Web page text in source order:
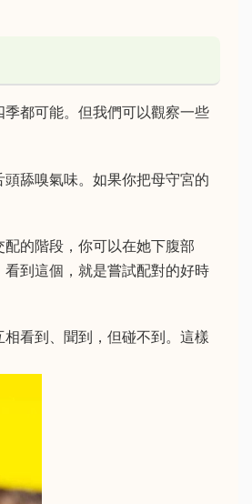
都可能。但我們可以觀察一些
舔嗅氣味。如果你把母守宮的
的階段，你可以在她下腹部
看到這個，就是嘗試配對的好時
看到、聞到，但碰不到。這樣